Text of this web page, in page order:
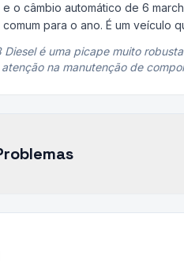
o câmbio automático de 6
para o ano. É um veículo
Diesel é uma picape muito
na manutenção de